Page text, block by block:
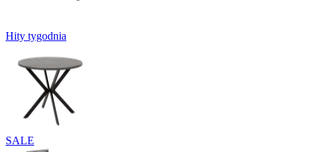
Hity tygodnia
SALE